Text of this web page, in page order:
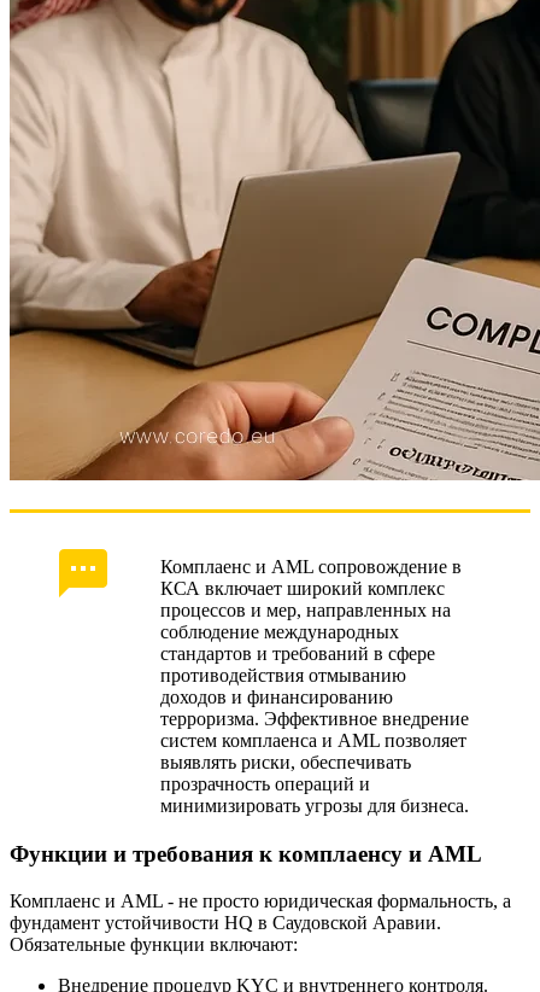
Комплаенс и AML сопровождение в
КСА включает широкий комплекс
процессов и мер, направленных на
соблюдение международных
стандартов и требований в сфере
противодействия отмыванию
доходов и финансированию
терроризма. Эффективное внедрение
систем комплаенса и AML позволяет
выявлять риски, обеспечивать
прозрачность операций и
минимизировать угрозы для бизнеса.
Функции и требования к комплаенсу и AML
Комплаенс и AML - не просто юридическая формальность, а
фундамент устойчивости HQ в Саудовской Аравии.
Обязательные функции включают:
Внедрение процедур KYC и внутреннего контроля.